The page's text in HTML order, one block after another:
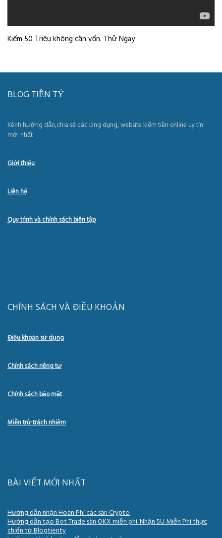
Kiếm 50 Triệu không cần vốn. Thử Ngay
BLOG TIỀN TỶ
Kênh hướng dẫn,chia sẻ các ứng dụng, website kiếm tiền online uy tín
mới nhất
Giới thiệu
Liên hệ
Quy trình và chính sách biên tập
CHÍNH SÁCH VÀ ĐIỀU KHOẢN
Điều khoản sử dụng
Chính sách riêng tư
Chính sách bảo mật
Miễn trừ trách nhiệm
BÀI VIẾT MỚI NHẤT
Hướng dẫn nhận Hoàn Phí các sàn Crypto
Hướng dẫn tạo Bot Trade sàn OKX miễn phí. Nhận 5U Miễn Phí thực
chiến từ Blogtienty